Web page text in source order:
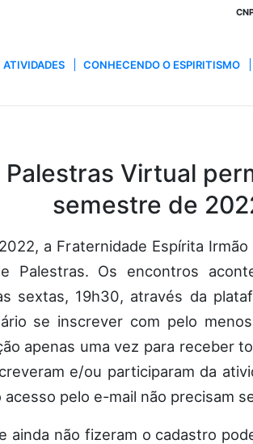
ATIVIDADES CONHECENDO O ESPIRITISMO
Virtual
semestre de
a Fraternidade Espírita
Palestras. Os encontros
sextas, 19h30, através da
se inscrever com pelo
apenas uma vez para receber
e/ou participaram da
acesso pelo e-mail não precisam
ainda não fizeram o cadastro